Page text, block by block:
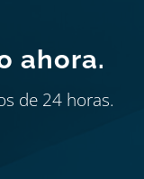
ahora.
de 24 horas.